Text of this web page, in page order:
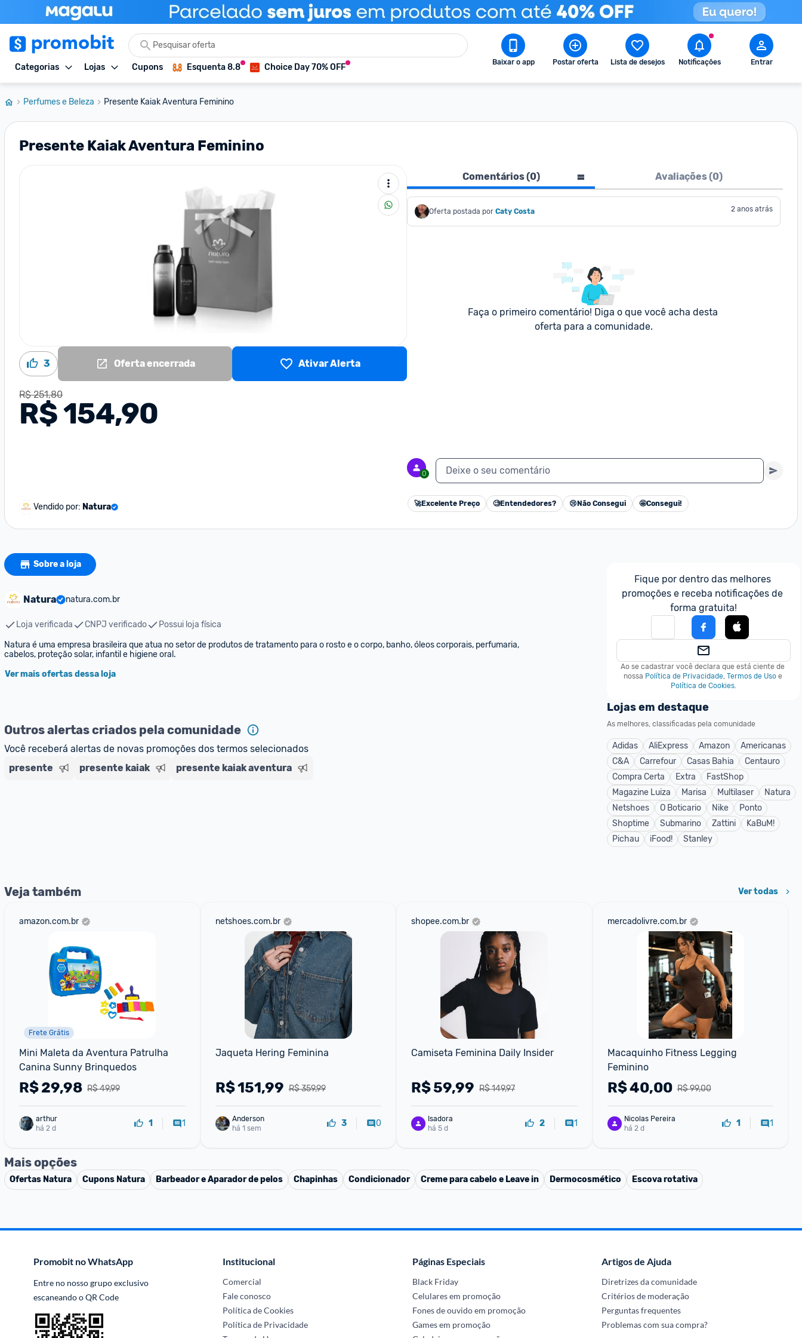
Categorias Lojas Cupons Esquenta 8.8 Choice Day 70% OFF Baixar o app Postar oferta Lista de desejos Notificações Entrar
Perfumes e Beleza Presente Kaiak Aventura Feminino
Presente Kaiak Aventura Feminino
3 Oferta encerrada Ativar Alerta
R$ 251,80
R$ 154,90
Vendido por: Natura
Comentários (0) Avaliações (0)
Oferta postada por Caty Costa 2 anos atrás
Faça o primeiro comentário! Diga o que você acha desta
oferta para a comunidade.
0 Deixe o seu comentário
🚀Excelente Preço 🧐Entendedores? 😢 Não Consegui 🤩Consegui!
Sobre a loja
Natura natura.com.br
Loja verificada CNPJ verificado
Possui loja física
Natura é uma empresa brasileira que atua no setor de produtos de tratamento para o rosto e o corpo, banho, óleos corporais, perfumaria,
cabelos, proteção solar, infantil e higiene oral.
Ver mais ofertas dessa loja
Outros alertas criados pela comunidade
Você receberá alertas de novas promoções dos termos selecionados
presente
presente kaiak presente kaiak aventura
Fique por dentro das melhores
promoções e receba notificações de
forma gratuita!
Ao se cadastrar você declara que está ciente de
nossa Política de Privacidade, Termos de Uso e
Política de Cookies.
Lojas em destaque
As melhores, classificadas pela comunidade
Adidas AliExpress Amazon
Americanas
C&A
Carrefour Casas Bahia
Centauro
Compra Certa
Extra
FastShop
Magazine Luiza
Marisa Multilaser
Natura
Netshoes
O Boticario Nike
Ponto
Shoptime
Submarino Zattini
KaBuM!
Pichau
iFood! Stanley
Veja também Ver todas
amazon.com.br
Frete Grátis
Mini Maleta da Aventura Patrulha
Canina Sunny Brinquedos
R$ 49,99
R$29,98
arthur
há 2 d
1 1
netshoes.com.br
Jaqueta Hering Feminina
R$ 359,99
R$151,99
Anderson
há 1 sem
3 0
shopee.com.br
Camiseta Feminina Daily Insider
R$ 149,97
R$59,99
Isadora
há 5 d
2 1
mercadolivre.com.br
Macaquinho Fitness Legging
Feminino
R$ 99,00
R$40,00
Nicolas Pereira
há 2 d
1 1
Mais opções
Ofertas Natura Cupons Natura Barbeador e Aparador de pelos Chapinhas Condicionador Creme para cabelo e Leave in Dermocosmético Escova rotativa
Promobit no WhatsApp
Entre no nosso grupo exclusivo
escaneando o QR Code
Institucional
Comercial
Fale conosco
Política de Cookies
Política de Privacidade
Páginas Especiais
Black Friday
Celulares em promoção
Fones de ouvido em promoção
Games em promoção
Artigos de Ajuda
Diretrizes da comunidade
Critérios de moderação
Perguntas frequentes
Problemas com sua compra?